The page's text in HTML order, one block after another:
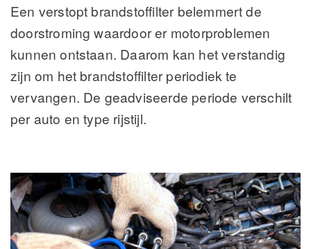
Een verstopt brandstoffilter belemmert de
doorstroming waardoor er motorproblemen
kunnen ontstaan. Daarom kan het verstandig
zijn om het brandstoffilter periodiek te
vervangen. De geadviseerde periode verschilt
per auto en type rijstijl.